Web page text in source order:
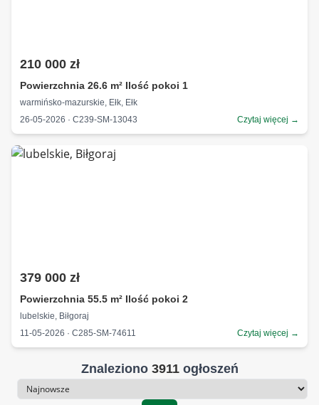
210 000 zł
Powierzchnia 26.6 m² Ilość pokoi 1
warmińsko-mazurskie, Ełk, Ełk
26-05-2026 · C239-SM-13043
Czytaj więcej →
379 000 zł
Powierzchnia 55.5 m² Ilość pokoi 2
lubelskie, Biłgoraj
11-05-2026 · C285-SM-74611
Czytaj więcej →
Znaleziono 3911ogłoszeń
Sortowanie